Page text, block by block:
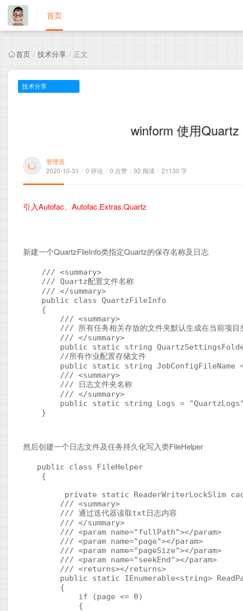
首页
首页 / 技术分享 / 正文
技术分享
winform 使用
管理员
2020-10-31 / 0 评论 / 0 点赞 / 92 阅读 / 21130 字
引入Autofac、Autofac.Extras.Quartz
新建一个QuartzFileInfo类指定Quartz的保存名称及日志
/// <summary>
/// Quartz配置文件名称
/// </summary>
public class QuartzFileInfo
{
/// <summary>
/// 所有任务相关存放的文件夹默认生成在当前项目类
/// </summary>
public static string QuartzSettingsFolder
//所有作业配置存储文件
public static string JobConfigFileName =
/// <summary>
/// 日志文件夹名称
/// </summary>
public static string Logs =
}
然后创建一个日志文件及任务持久化写入类FileHelper
public class FileHelper
{
private static ReaderWriterLockSlim
/// <summary>
/// 通过迭代器读取txt日志内容
/// </summary>
/// <param name="fullPath"></param>
/// <param name="page"></param>
/// <param name="pageSize"></param>
/// <param name="seekEnd"></param>
/// <returns></returns>
public static IEnumerable<string>
{
if (page <= 0)
{